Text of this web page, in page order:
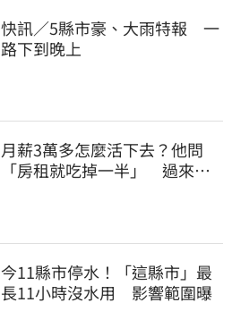
快訊／5縣市豪、大雨特報 一
路下到晚上
月薪3萬多怎麼活下去？他問
「房租就吃掉一半」 過來人
今11縣市停水！「這縣市」最
長11小時沒水用 影響範圍曝